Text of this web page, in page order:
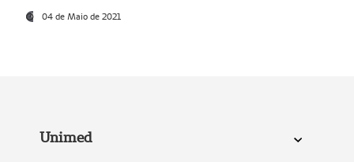
04 de Maio de 2021
Unimed